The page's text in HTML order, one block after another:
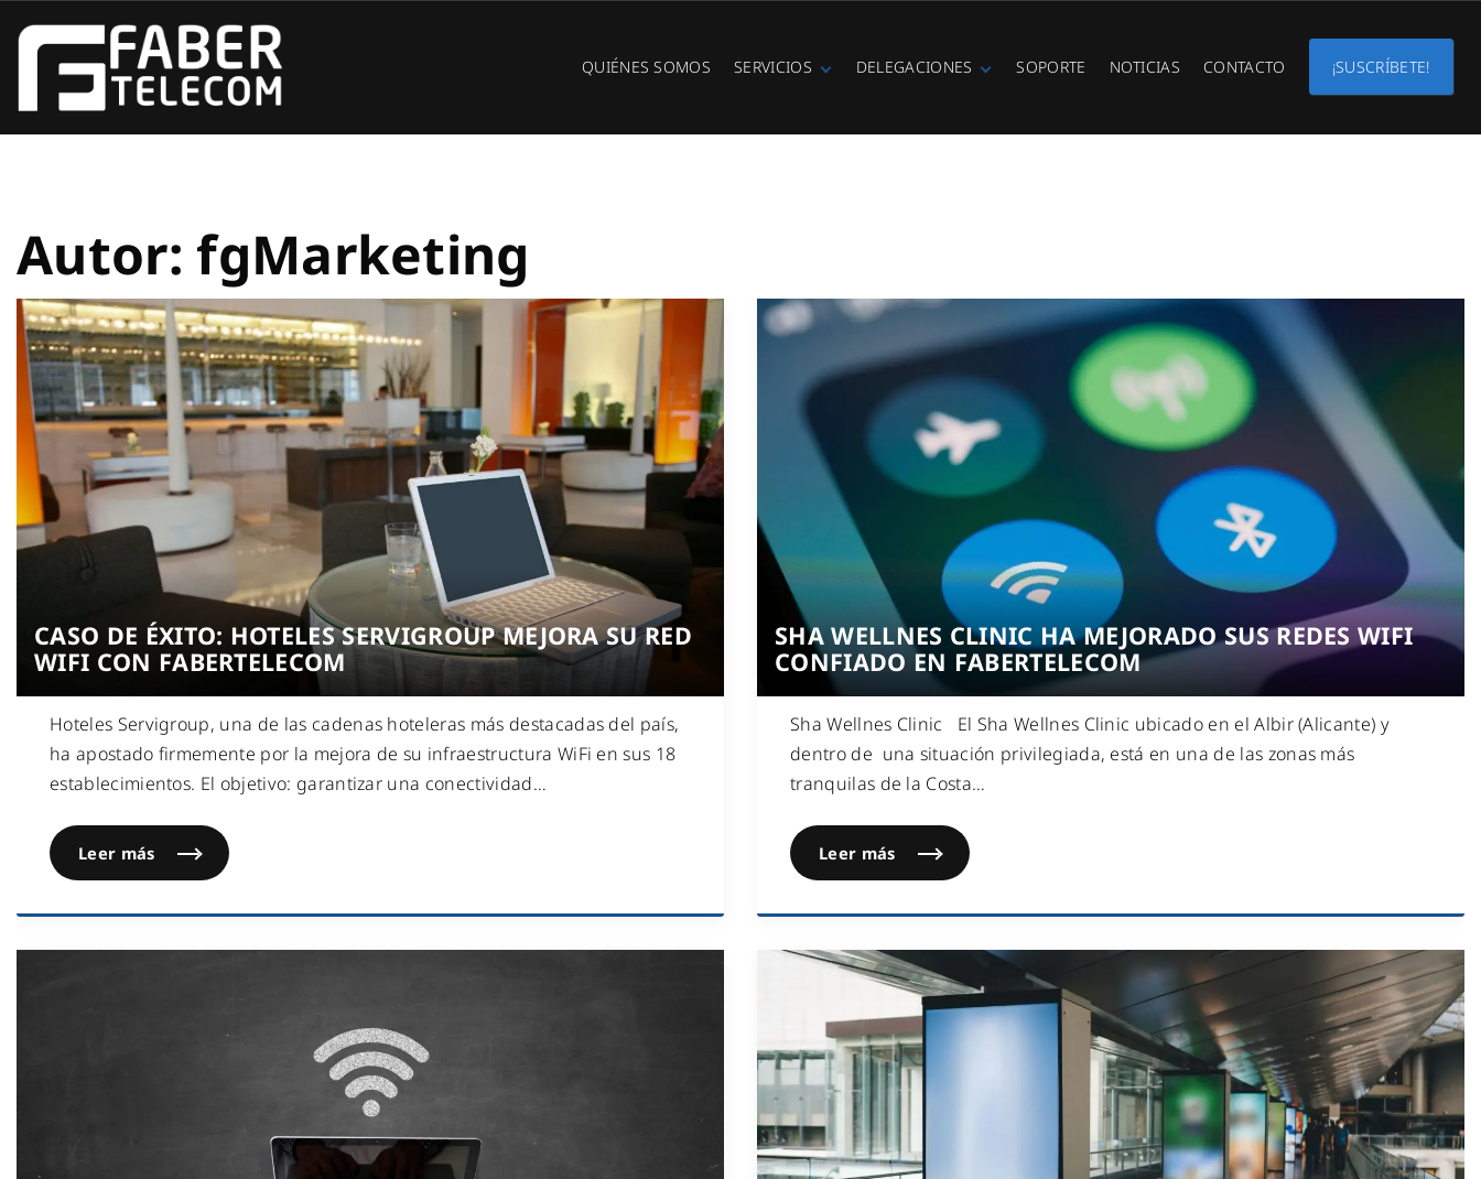
QUIÉNES SOMOS SERVICIOS
instalación de
redes
Cobertura GSM
Copias de
seguridad
Adecuación de
racks y CPDs
WiFi industrial
WiFi turístico
WiFi educativo
WiFi sanitario
DELEGACIONES SOPORTE NOTICIAS CONTACTO ¡SUSCRÍBETE!
Autor: fgMarketing
CASO DE ÉXITO: HOTELES SERVIGROUP MEJORA SU RED
WIFI CON FABERTELECOM
Hoteles Servigroup, una de las cadenas hoteleras más destacadas del país,
ha apostado firmemente por la mejora de su infraestructura WiFi en sus 18
establecimientos. El objetivo: garantizar una conectividad…
Leer más
SHA WELLNES CLINIC HA MEJORADO SUS REDES WIFI
CONFIADO EN FABERTELECOM
Sha Wellnes Clinic El Sha Wellnes Clinic ubicado en el Albir (Alicante) y
dentro de una situación privilegiada, está en una de las zonas más
tranquilas de la Costa…
Leer más